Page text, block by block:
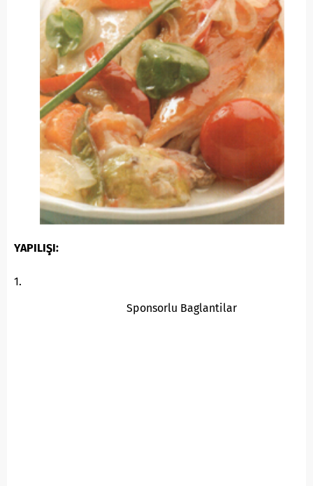
YAPILIŞI:
Sponsorlu Baglantilar
1.